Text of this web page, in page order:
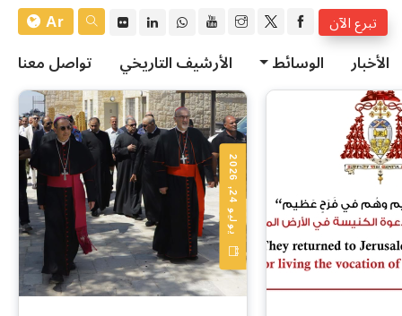
تبرع الآن
Ar
الأخبار الوسائط الأرشيف التاريخي تواصل معنا
ي
و
ل
ي
و
2
4
,
2
0
2
6